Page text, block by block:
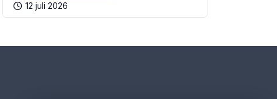
12 juli 2026